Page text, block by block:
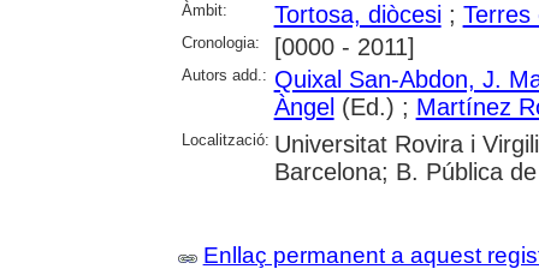
Àmbit:
Tortosa, diòcesi; Terres
Cronologia: [0000 - 2011]
Autors add.: Quixal San-Abdon, J.
Àngel (Ed.) ; Martínez
Localització: Universitat Rovira i
Barcelona; B. Pública
Enllaç permanent a aquest